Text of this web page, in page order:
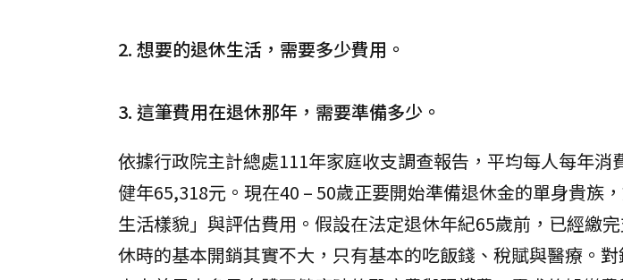
2. 想要的退休生活，需要多少費用。
3. 這筆費用在退休那年，需要準備多少。
依據行政院主計總處111年家庭收支調查報告，平均每人每年
健年65,318元。現在40 – 50歲正要開始準備退休金的單身貴族
生活樣貌」與評估費用。假設在法定退休年紀65歲前，已經繳
休時的基本開銷其實不大，只有基本的吃飯錢、稅賦與醫療。